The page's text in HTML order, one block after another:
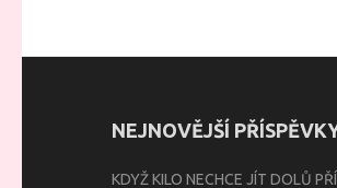
NEJNOVĚJŠÍ
KDYŽ KILO NECHCE JÍT DOLŮ